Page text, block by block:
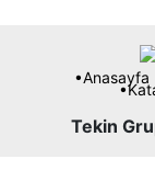
•Anasayfa
Tekin